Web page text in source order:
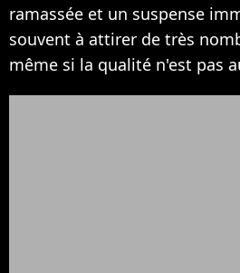
ramassée et un suspense
souvent à attirer de très
même si la qualité n'est pas